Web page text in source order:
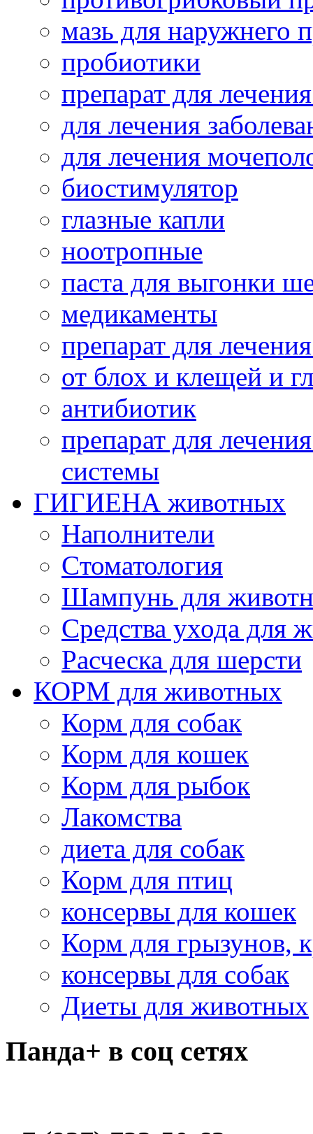
мазь для наружнего
пробиотики
препарат для лечения
для лечения
для лечения
биостимулятор
глазные капли
ноотропные
паста для выгонки
медикаменты
препарат для
от блох и клещей и
антибиотик
препарат для
системы
ГИГИЕНА животных
Наполнители
Cтоматология
Шампунь для
Cредства ухода для
Расческа для шерсти
КОРМ для животных
Корм для собак
Корм для кошек
Корм для рыбок
Лакомства
диета для собак
Корм для птиц
консервы для кошек
Корм для грызунов,
консервы для собак
Диеты для животных
Панда+ в соц сетях